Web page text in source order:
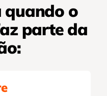
quando o
parte da